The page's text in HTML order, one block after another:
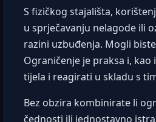
S fizičkog stajališta,
u sprječavanju nelagode ili
razini uzbuđenja. Mogli
Ograničenje je praksa i,
tijela i reagirati u skladu s
Bez obzira kombinirate li
čednosti ili jednostavno